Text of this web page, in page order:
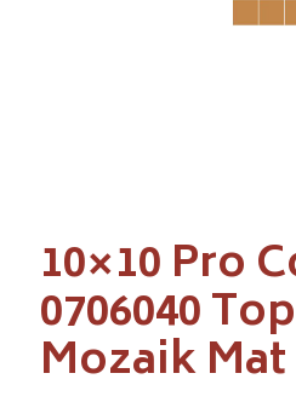
10×10 Pro
0706040
Mozaik Mat